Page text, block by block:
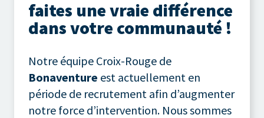
faites une vraie différence
dans votre communauté !
Notre équipe Croix-Rouge de
Bonaventure est actuellement en
période de recrutement afin d’augmenter
notre force d’intervention. Nous sommes